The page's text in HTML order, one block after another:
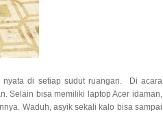
nyata di setiap sudut ruangan. Di acara
Selain bisa memiliki laptop Acer idaman,
Waduh, asyik sekali kalo bisa sampai